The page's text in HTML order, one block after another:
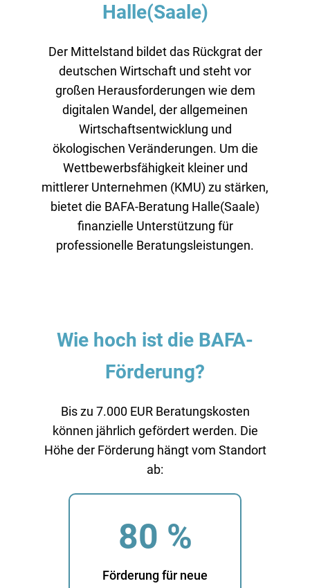
Halle(Saale)
Der Mittelstand bildet das Rückgrat der
deutschen Wirtschaft und steht vor
großen Herausforderungen wie dem
digitalen Wandel, der allgemeinen
Wirtschaftsentwicklung und
ökologischen Veränderungen. Um die
Wettbewerbsfähigkeit kleiner und
mittlerer Unternehmen (KMU) zu stärken,
bietet die BAFA-Beratung Halle(Saale)
finanzielle Unterstützung für
professionelle Beratungsleistungen.
Wie hoch ist die BAFA-
Förderung?
Bis zu 7.000 EUR Beratungskosten
können jährlich gefördert werden. Die
Höhe der Förderung hängt vom Standort
ab:
80 %
Förderung für neue